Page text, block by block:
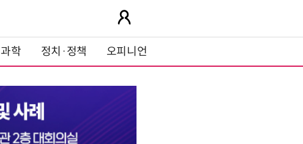
과학 정치·정책 오피니언